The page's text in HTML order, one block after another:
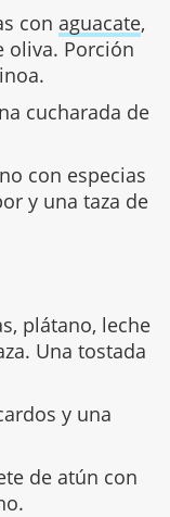
con aguacate,
oliva. Porción
cucharada de
con especias
y una taza de
plátano, leche
Una tostada
y una
de atún con